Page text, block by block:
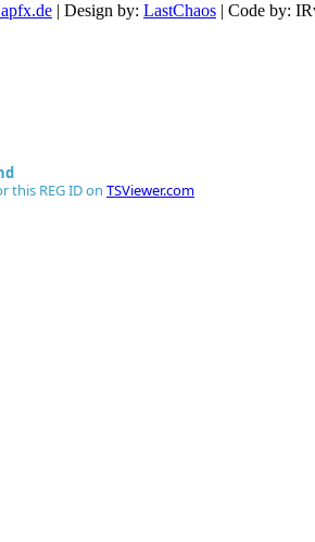
| Design by: LastChaos | Code by:
this REG ID on TSViewer.com